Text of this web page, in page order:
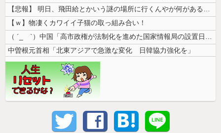
【悲報】 明日、飛田給とかいう謎の場所に行くんやが何があるんや????...
【ｗ】物凄くカワイイ子猫の取っ組み合い！
（ ´_ゝ`）中国「高市政権が法制化を進めた国家情報局の設置日が7月3...
中曽根元首相「北東アジアで急激な変化 日韓協力強化を」